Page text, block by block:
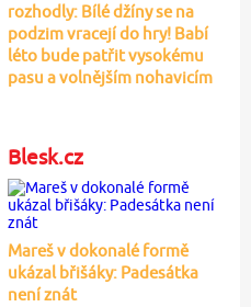
rozhodly: Bílé džíny se na
podzim vracejí do hry! Babí
léto bude patřit vysokému
pasu a volnějším nohavicím
Blesk.cz
Mareš v dokonalé formě
ukázal břišáky: Padesátka
není znát